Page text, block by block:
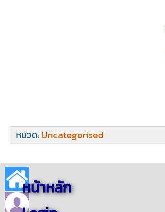
หมวด:Uncategorised
หน้าหลัก